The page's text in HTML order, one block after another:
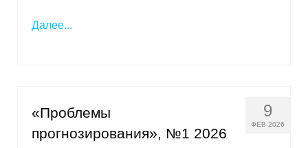
Далее...
9
ФЕВ 2026
«Проблемы
прогнозирования», №1 2026